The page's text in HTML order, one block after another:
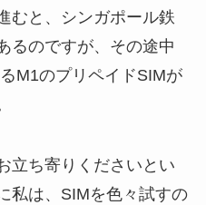
むと、シンガポール鉄
るのですが、その途中
M1のプリペイドSIMが
立ち寄りくださいとい
私は、SIMを色々試すの